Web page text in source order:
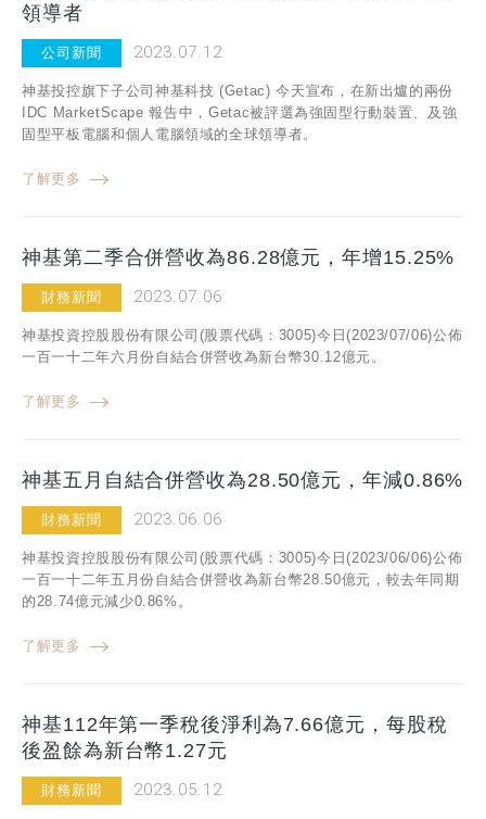
領導者
公司新聞 2023.07.12
神基投控旗下子公司神基科技 (Getac) 今天宣布，在新出爐的兩份
IDC MarketScape 報告中，Getac被評選為強固型行動裝置、及強
固型平板電腦和個人電腦領域的全球領導者。
了解更多
神基第二季合併營收為86.28億元，年增15.25%
財務新聞 2023.07.06
神基投資控股股份有限公司(股票代碼：3005)今日(2023/07/06)公佈
一百一十二年六月份自結合併營收為新台幣30.12億元。
了解更多
神基五月自結合併營收為28.50億元，年減0.86%
財務新聞 2023.06.06
神基投資控股股份有限公司(股票代碼：3005)今日(2023/06/06)公佈
一百一十二年五月份自結合併營收為新台幣28.50億元，較去年同期
的28.74億元減少0.86%。
了解更多
神基112年第一季稅後淨利為7.66億元，每股稅
後盈餘為新台幣1.27元
財務新聞 2023.05.12